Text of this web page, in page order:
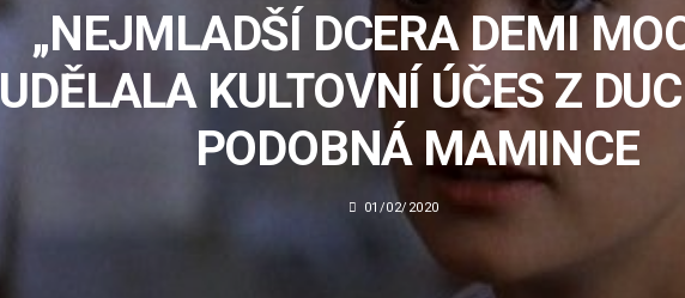
„NEJMLADŠÍ DCERA DEMI
UDĚLALA KULTOVNÍ ÚČES Z
PODOBNÁ MAMINCE
01/02/2020